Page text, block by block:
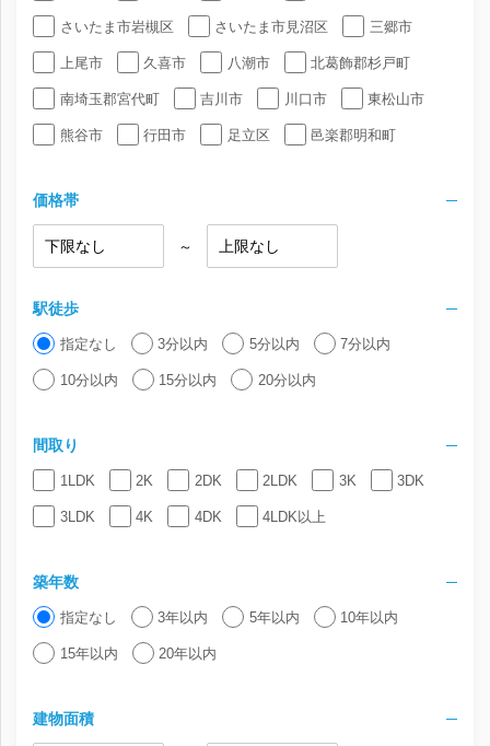
さいたま市岩槻区 さいたま市見沼区 三郷市
上尾市 久喜市 八潮市 北葛飾郡杉戸町
南埼玉郡宮代町 吉川市 川口市 東松山市
熊谷市 行田市 足立区 邑楽郡明和町
価格帯
～
駅徒歩
指定なし 3分以内 5分以内 7分以内
10分以内 15分以内 20分以内
間取り
1LDK 2K 2DK 2LDK 3K 3DK
3LDK 4K 4DK 4LDK以上
築年数
指定なし 3年以内 5年以内 10年以内
15年以内 20年以内
建物面積